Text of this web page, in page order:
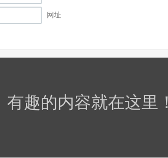
网址
有趣的内容就在这里！